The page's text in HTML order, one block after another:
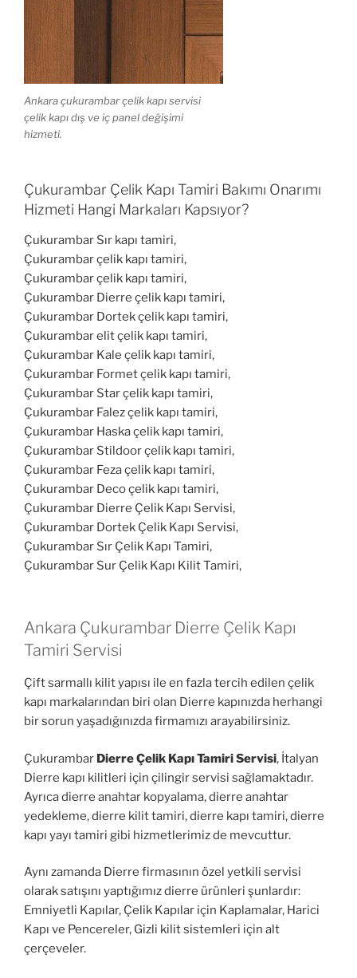
Ankara çukurambar çelik kapı servisi
çelik kapı dış ve iç panel değişimi
hizmeti.
Çukurambar Çelik Kapı Tamiri Bakımı Onarımı
Hizmeti Hangi Markaları Kapsıyor?
Çukurambar Sır kapı tamiri,
Çukurambar çelik kapı tamiri,
Çukurambar çelik kapı tamiri,
Çukurambar Dierre çelik kapı tamiri,
Çukurambar Dortek çelik kapı tamiri,
Çukurambar elit çelik kapı tamiri,
Çukurambar Kale çelik kapı tamiri,
Çukurambar Formet çelik kapı tamiri,
Çukurambar Star çelik kapı tamiri,
Çukurambar Falez çelik kapı tamiri,
Çukurambar Haska çelik kapı tamiri,
Çukurambar Stildoor çelik kapı tamiri,
Çukurambar Feza çelik kapı tamiri,
Çukurambar Deco çelik kapı tamiri,
Çukurambar Dierre Çelik Kapı Servisi,
Çukurambar Dortek Çelik Kapı Servisi,
Çukurambar Sır Çelik Kapı Tamiri,
Çukurambar Sur Çelik Kapı Kilit Tamiri,
Ankara Çukurambar Dierre Çelik Kapı
Tamiri Servisi
Çift sarmallı kilit yapısı ile en fazla tercih edilen çelik
kapı markalarından biri olan Dierre kapınızda herhangi
bir sorun yaşadığınızda firmamızı arayabilirsiniz.
Çukurambar Dierre Çelik Kapı Tamiri Servisi, İtalyan
Dierre kapı kilitleri için çilingir servisi sağlamaktadır.
Ayrıca dierre anahtar kopyalama, dierre anahtar
yedekleme, dierre kilit tamiri, dierre kapı tamiri, dierre
kapı yayı tamiri gibi hizmetlerimiz de mevcuttur.
Aynı zamanda Dierre firmasının özel yetkili servisi
olarak satışını yaptığımız dierre ürünleri şunlardır:
Emniyetli Kapılar, Çelik Kapılar için Kaplamalar, Harici
Kapı ve Pencereler, Gizli kilit sistemleri için alt
çerçeveler.